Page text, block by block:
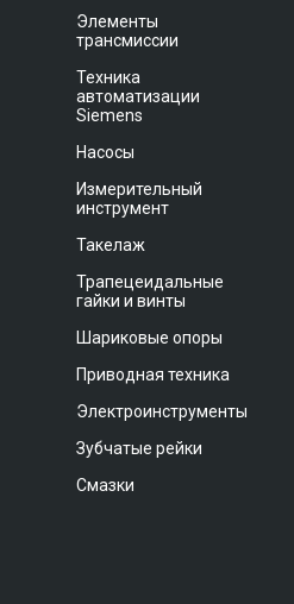
Элементы
трансмиссии
Техника
автоматизации
Siemens
Насосы
Измерительный
инструмент
Такелаж
Трапецеидальные
гайки и винты
Шариковые опоры
Приводная техника
Электроинструменты
Зубчатые рейки
Смазки